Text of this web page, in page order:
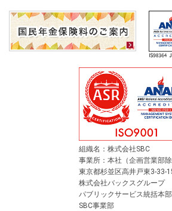
組織名：株式会社SBC
事業所：本社（企画営業部除
東京都杉並区高井戸東3-33-
株式会社バックスグループ
パブリックサービス統括本部
SBC事業部